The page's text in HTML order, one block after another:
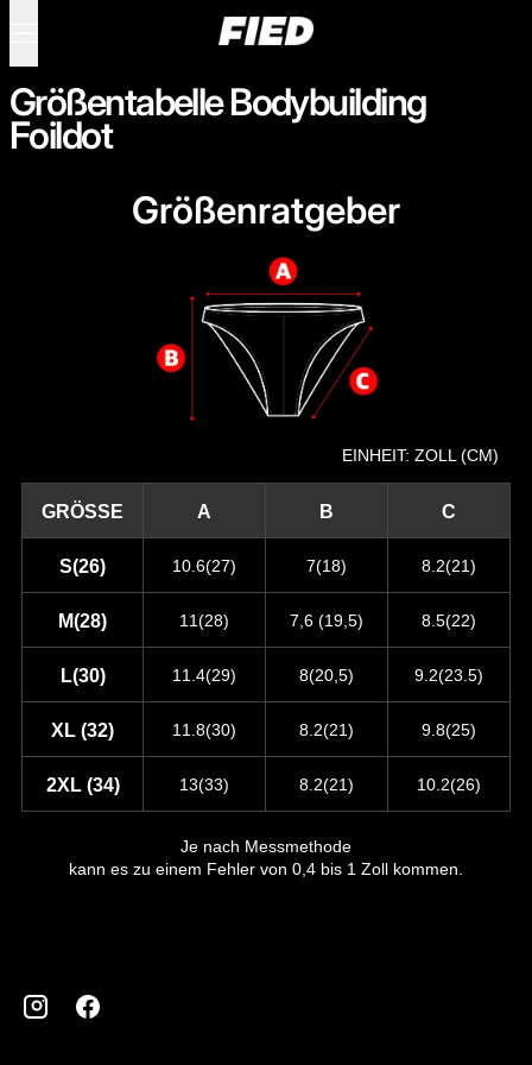
Größentabelle Bodybuilding
Foildot
Größenratgeber
EINHEIT: ZOLL (CM)
GRÖSSE A B C
S(26) 10.6(27) 7(18) 8.2(21)
M(28) 11(28) 7,6 (19,5) 8.5(22)
L(30) 11.4(29) 8(20,5) 9.2(23.5)
XL (32) 11.8(30) 8.2(21) 9.8(25)
2XL (34) 13(33) 8.2(21) 10.2(26)
Je nach Messmethode
kann es zu einem Fehler von 0,4 bis 1 Zoll kommen.
InstagramFacebook